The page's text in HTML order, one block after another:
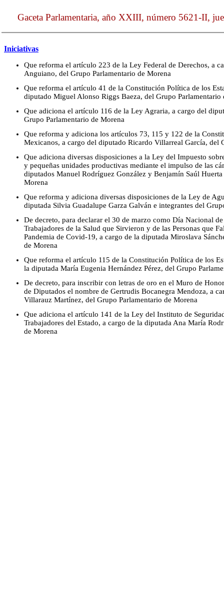
Gaceta Parlamentaria, año XXIII, número 5621-II,
Iniciativas
Que reforma el artículo 223 de la Ley Federal de Derechos, a
Anguiano, del Grupo Parlamentario de Morena
Que reforma el artículo 41 de la Constitución Política de los
diputado Miguel Alonso Riggs Baeza, del Grupo Parlamentario
Que adiciona el artículo 116 de la Ley Agraria, a cargo del
Grupo Parlamentario de Morena
Que reforma y adiciona los artículos 73, 115 y 122 de la
Mexicanos, a cargo del diputado Ricardo Villarreal García, del
Que adiciona diversas disposiciones a la Ley del Impuesto
y pequeñas unidades productivas mediante el impulso de las
diputados Manuel Rodríguez González y Benjamín Saúl
Morena
Que reforma y adiciona diversas disposiciones de la Ley de
diputada Silvia Guadalupe Garza Galván e integrantes del
De decreto, para declarar el 30 de marzo como Día Nacional
Trabajadores de la Salud que Sirvieron y de las Personas que
Pandemia de Covid-19, a cargo de la diputada Miroslava
de Morena
Que reforma el artículo 115 de la Constitución Política de los
la diputada María Eugenia Hernández Pérez, del Grupo
De decreto, para inscribir con letras de oro en el Muro de
de Diputados el nombre de Gertrudis Bocanegra Mendoza, a
Villarauz Martínez, del Grupo Parlamentario de Morena
Que adiciona el artículo 141 de la Ley del Instituto de
Trabajadores del Estado, a cargo de la diputada Ana María
de Morena